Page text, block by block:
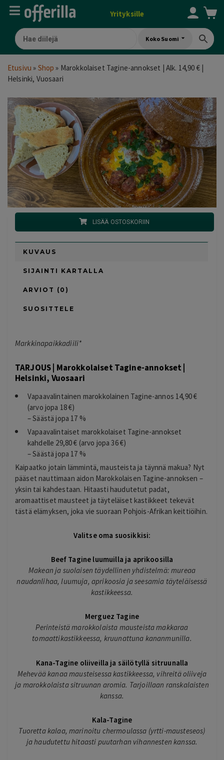
Yrityksille
Koko Suomi
Etusivu » Shop » Marokkolaiset Tagine-annokset | Alk. 14,90 € |
Helsinki, Vuosaari
LISÄÄ OSTOSKORIIN
KUVAUS
SIJAINTI KARTALLA
ARVIOT (0)
SUOSITTELE
Markkinapaikkadiili*
TARJOUS | Marokkolaiset Tagine-annokset |
Helsinki, Vuosaari
Vapaavalintainen marokkolainen Tagine-annos 14,90 €
(arvo jopa 18 €)
– Säästä jopa 17 %
Vapaavalintaiset marokkolaiset Tagine-annokset
kahdelle 29,80 € (arvo jopa 36 €)
– Säästä jopa 17 %
Kaipaatko jotain lämmintä, mausteista ja täynnä makua? Nyt
pääset nauttimaan aidon Marokkolaisen Tagine-annoksen –
yksin tai kahdestaan. Hitaasti haudutetut padat,
aromaattiset mausteet ja täyteläiset kastikkeet tekevät
tästä elämyksen, joka vie suoraan Pohjois-Afrikan keittiöihin.
Valitse oma suosikkisi:
Beef Tagine luumuilla ja aprikoosilla
Makean ja suolaisen täydellinen yhdistelmä: mureaa
naudanlihaa, luumuja, aprikoosia ja seesamia täyteläisessä
kastikkeessa.
Merguez Tagine
Perinteistä marokkolaista mausteista makkaraa
tomaattikastikkeessa, kruunattuna kananmunilla.
Kana-Tagine oliiveilla ja säilötyllä sitruunalla
Mehevää kanaa mausteisessa kastikkeessa, vihreitä oliiveja
ja marokkolaista sitruunan aromia. Tarjoillaan ranskalaisten
kanssa.
Kala-Tagine
Tuoretta kalaa, marinoitu chermoulassa (yrtti-mausteseos)
ja haudutettu hitaasti puutarhan vihannesten kanssa.